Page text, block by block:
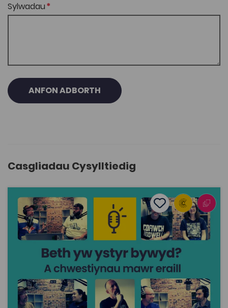
Sylwadau
ANFON ADBORTH
Casgliadau Cysylltiedig
Beth yw ystyr bywyd? ... a chwestiynau mawr eraill
Add to favourites
Dyddiad cyhoeddi: 2025 Add to favourites
Beth yw ystyr bywyd? ... a chwestiynau mawr
eraill
Cymraeg Yn Unig
Athroniaeth
Astudiaethau Crefyddol
Hanes
Gwleidyddiaeth
Cymdeithaseg a Pholisi Cymdeithasol